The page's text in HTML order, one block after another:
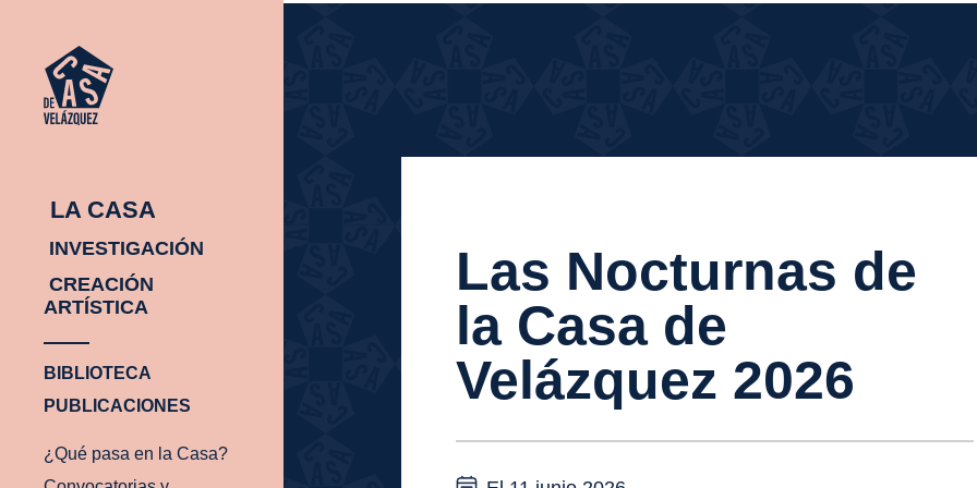
LA CASA
INVESTIGACIÓN
CREACIÓN
ARTÍSTICA
BIBLIOTECA
PUBLICACIONES
¿Qué pasa en la Casa?
Las Nocturnas de
la Casa de
Velázquez 2026